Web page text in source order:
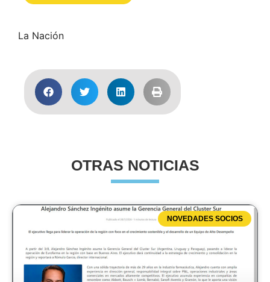
La Nación
OTRAS NOTICIAS
NOVEDADES SOCIOS